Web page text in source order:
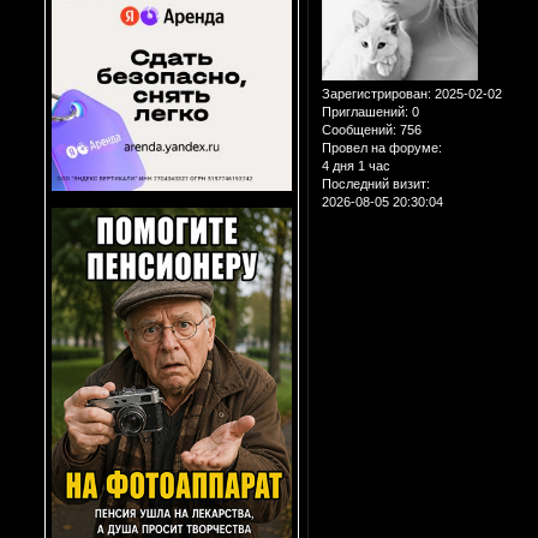
Зарегистрирован: 2025-02-02
Приглашений: 0
Сообщений: 756
Провел на форуме:
4 дня 1 час
Последний визит:
2026-08-05 20:30:04